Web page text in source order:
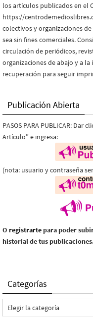
los artículos publicados en el
https://
colectivos y organizaciones
sea sin fines comerciales.
circulación de periódicos,
organizaciones de abajo y a
recuperación para seguir
Publicación Abierta
PASOS PARA PUBLICAR: Dar
Artículo” e ingresa:
(nota: usuario y contraseña
O registrarte para poder
historial de tus
Categorías
Categorías